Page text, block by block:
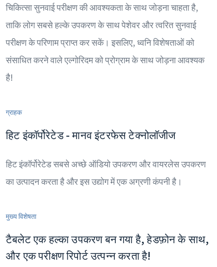
चिकित्सा सुनवाई परीक्षण की आवश्यकता के साथ जोड़ना चाहता है,
ताकि लोग सबसे हल्के उपकरण के साथ पेशेवर और त्वरित सुनवाई
परीक्षण के परिणाम प्राप्त कर सकें। इसलिए, ध्वनि विशेषताओं को
संसाधित करने वाले एल्गोरिदम को प्रोग्राम के साथ जोड़ना आवश्यक
है!
ग्राहक
हिट इंकॉर्पोरेटेड - मानव इंटरफेस टेक्नोलॉजीज
हिट इंकॉर्पोरेटेड सबसे अच्छे ऑडियो उपकरण और वायरलेस उपकरण
का उत्पादन करता है और इस उद्योग में एक अग्रणी कंपनी है।
मुख्य विशेषता
टैबलेट एक हल्का उपकरण बन गया है, हेडफ़ोन के साथ,
और एक परीक्षण रिपोर्ट उत्पन्न करता है!